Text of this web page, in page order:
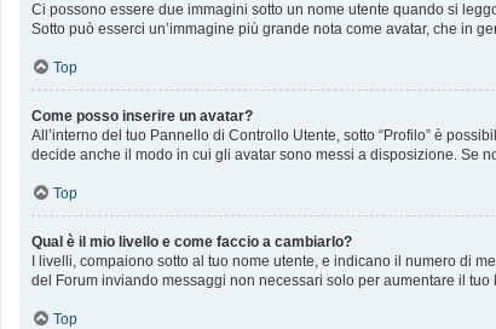
Ci possono essere due immagini sotto un nome utente quando si
Sotto può esserci un’immagine più grande nota come avatar, che in
Top
Come posso inserire un avatar?
All’interno del tuo Pannello di Controllo Utente, sotto “Profilo” è
decide anche il modo in cui gli avatar sono messi a disposizione. Se
Top
Qual è il mio livello e come faccio a cambiarlo?
I livelli, compaiono sotto al tuo nome utente, e indicano il numero di
del Forum inviando messaggi non necessari solo per aumentare il
Top